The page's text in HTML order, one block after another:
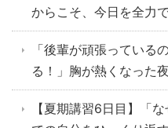
からこそ、今日を全力
「後輩が頑張っている
る！」胸が熱くなった
【夏期講習6日目】「